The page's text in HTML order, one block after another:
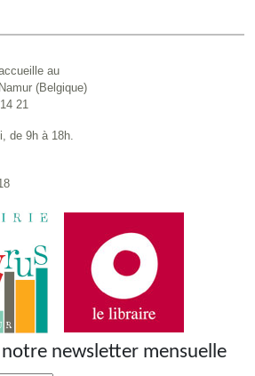
au
(Belgique)
21
de 9h à 18h.
newsletter mensuelle